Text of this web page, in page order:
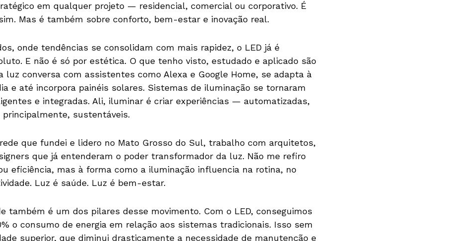
em qualquer projeto — residencial, comercial ou corporativo. É
Mas é também sobre conforto, bem-estar e inovação real.
onde tendências se consolidam com mais rapidez, o LED já é
E não é só por estética. O que tenho visto, estudado e aplicado são
luz conversa com assistentes como Alexa e Google Home, se adapta à
e até incorpora painéis solares. Sistemas de iluminação se tornaram
e integradas. Ali, iluminar é criar experiências — automatizadas,
principalmente, sustentáveis.
rede que fundei e lidero no Mato Grosso do Sul, trabalho com arquitetos,
que já entenderam o poder transformador da luz. Não me refiro
eficiência, mas à forma como a iluminação influencia na rotina, no
Luz é saúde. Luz é bem-estar.
também é um dos pilares desse movimento. Com o LED, conseguimos
o consumo de energia em relação aos sistemas tradicionais. Isso sem
superior, que diminui drasticamente a necessidade de manutenção e